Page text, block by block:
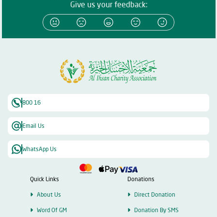
Give us your feedback:
800 16
Email Us
WhatsApp Us
Quick Links
About Us
Word Of GM
Donations
Direct Donation
Donation By SMS